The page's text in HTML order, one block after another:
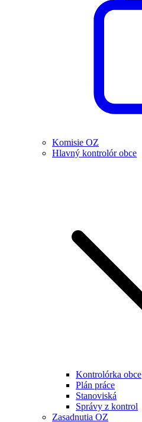
Komisie OZ
Hlavný kontrolór obce
Kontrolórka obce
Plán práce
Stanoviská
Správy z kontrol
Zasadnutia OZ